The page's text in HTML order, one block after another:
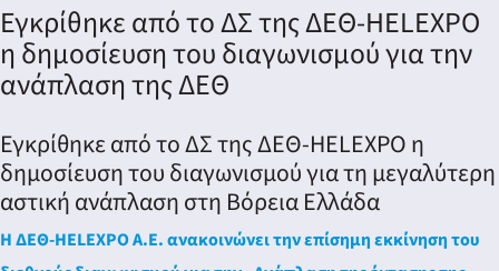
Εγκρίθηκε από το ΔΣ της ΔΕΘ-HELEXPO
η δημοσίευση του διαγωνισμού για την
ανάπλαση της ΔΕΘ
Εγκρίθηκε από το ΔΣ της ΔΕΘ-HELEXPO η
δημοσίευση του διαγωνισμού για τη μεγαλύτερη
αστική ανάπλαση στη Βόρεια Ελλάδα
Η ΔΕΘ-HELEXPO Α.Ε. ανακοινώνει την επίσημη εκκίνηση του